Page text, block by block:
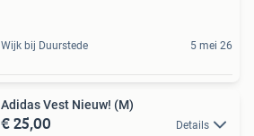
Wijk bij Duurstede 5 mei 26
Adidas Vest Nieuw! (M)
€ 25,00 Details